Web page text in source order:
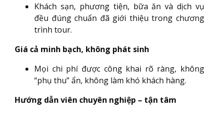
Khách sạn, phương tiện, bữa ăn và dịch vụ
đều đúng chuẩn đã giới thiệu trong chương
trình tour.
Giá cả minh bạch, không phát sinh
Mọi chi phí được công khai rõ ràng, không
“phụ thu” ẩn, không làm khó khách hàng.
Hướng dẫn viên chuyên nghiệp – tận tâm